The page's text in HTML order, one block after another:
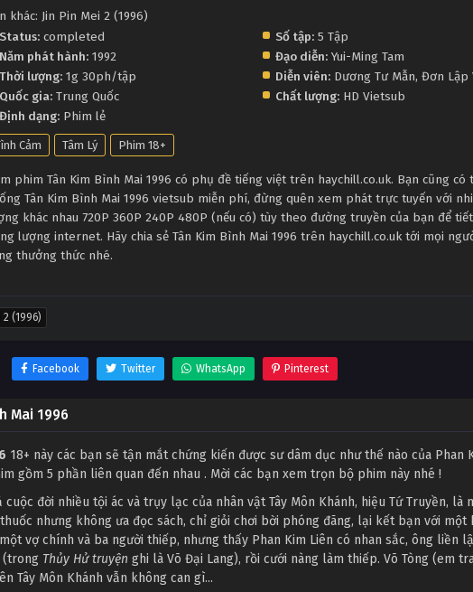
khác: Jin Pin Mei 2 (1996)
Status: completed
Năm phát hành: 1992
Thời lượng: 1g 30ph/tập
Quốc gia: Trung Quốc
Định dạng: Phim lẻ
Số tập:5 Tập
Đạo diễn: Yui-Ming Tam
Diễn viên: Dương Tư Mẫn, Đơn Lập
Chất lượng: HD Vietsub
Cảm Tâm Lý Phim 18+
phim Tân Kim Bình Mai 1996 có phụ đề tiếng việt trên haychill.co.uk. Bạn cũng có
Tân Kim Bình Mai 1996 vietsub miễn phí, đừng quên xem phát trực tuyến với
khác nhau 720P 360P 240P 480P (nếu có) tùy theo đường truyền của bạn để
lượng internet. Hãy chia sẻ Tân Kim Bình Mai 1996 trên haychill.co.uk tới mọi
thưởng thức nhé.
(1996)
Facebook Twitter WhatsApp Pinterest
Mai 1996
18+ này các bạn sẽ tận mắt chứng kiến được sư dâm dục như thế nào của Phan
gồm 5 phần liên quan đến nhau . Mời các bạn xem trọn bộ phim này nhé !
đời nhiều tội ác và trụy lạc của nhân vật Tây Môn Khánh, hiệu Tứ Truyền, là
nhưng không ưa đọc sách, chỉ giỏi chơi bời phóng đãng, lại kết bạn với một
vợ chính và ba người thiếp, nhưng thấy Phan Kim Liên có nhan sắc, ông liền
(trong Thủy Hử truyện ghi là Võ Đại Lang), rồi cưới nàng làm thiếp. Võ Tòng (em
Tây Môn Khánh vẫn không can gì...